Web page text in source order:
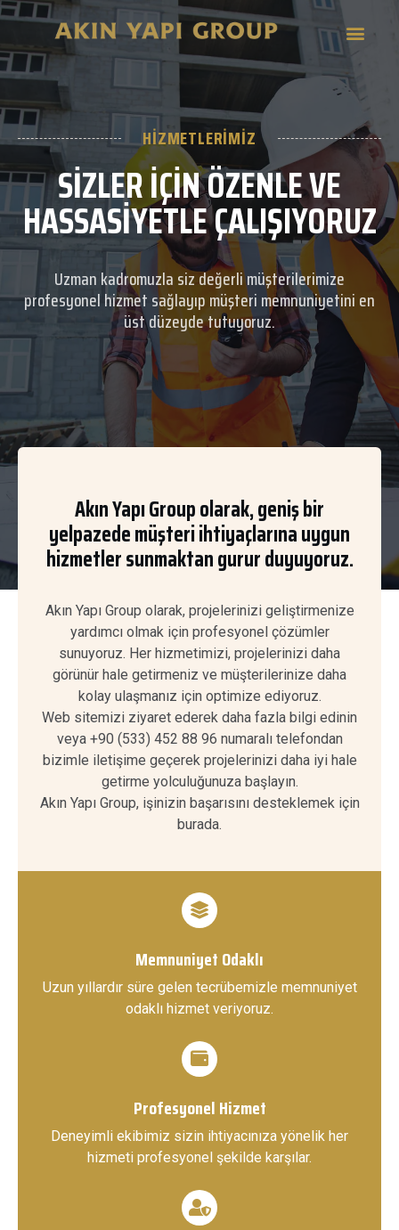
HIZMETLERIMIZ
SIZLER IÇIN ÖZENLE VE
HASSASIYETLE ÇALIŞIYORUZ
Uzman kadromuzla siz değerli müşterilerimize
profesyonel hizmet sağlayıp müşteri memnuniyetini en
üst düzeyde tutuyoruz.
Akın Yapı Group olarak, geniş bir
yelpazede müşteri ihtiyaçlarına uygun
hizmetler sunmaktan gurur duyuyoruz.
Akın Yapı Group olarak, projelerinizi geliştirmenize
yardımcı olmak için profesyonel çözümler
sunuyoruz. Her hizmetimizi, projelerinizi daha
görünür hale getirmeniz ve müşterilerinize daha
kolay ulaşmanız için optimize ediyoruz.
Web sitemizi ziyaret ederek daha fazla bilgi edinin
veya +90 (533) 452 88 96 numaralı telefondan
bizimle iletişime geçerek projelerinizi daha iyi hale
getirme yolculuğunuza başlayın.
Akın Yapı Group, işinizin başarısını desteklemek için
burada.
Memnuniyet Odaklı
Uzun yıllardır süre gelen tecrübemizle memnuniyet
odaklı hizmet veriyoruz.
Profesyonel Hizmet
Deneyimli ekibimiz sizin ihtiyacınıza yönelik her
hizmeti profesyonel şekilde karşılar.